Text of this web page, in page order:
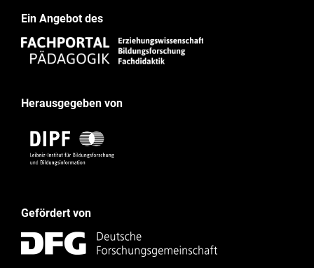
Ein Angebot des
Herausgegeben von
Gefördert von